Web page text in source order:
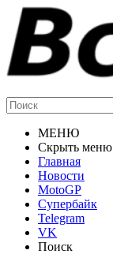
МЕНЮ
Скрыть меню
Главная
Новости
MotoGP
Супербайк
Telegram
VK
Поиск